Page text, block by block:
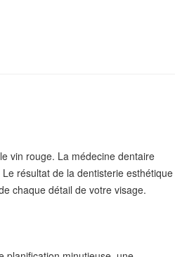
vin rouge. La médecine dentaire
résultat de la dentisterie esthétique
chaque détail de votre visage.